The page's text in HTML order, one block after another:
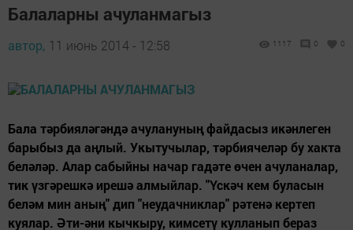
Балаларны ачуланмагыз
автор, 11 июнь 2014 - 12:58 1117 0 0
Бала тәрбияләгәндә ачулану­ның файдасыз икәнлеген
барыбыз да аңлый. Укытучылар, тәрбиячеләр бу хакта
беләләр. Алар сабыйны начар гадәте өчен ачуланалар,
тик үзгәрешкә ирешә алмыйлар. "Үскәч кем буласын
беләм мин аның" дип "неудачниклар" рәтенә кертеп
куялар. Әти-әни кычкыру, кимсетү кулланып бераз